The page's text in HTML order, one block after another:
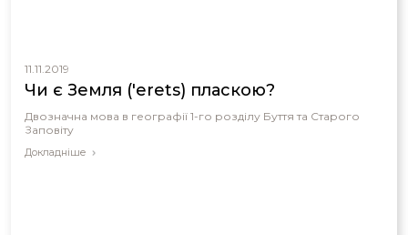
11.11.2019
Чи є Земля ('erets) пласкою?
Двозначна мова в географії 1-го розділу Буття та Старого
Заповіту
Докладніше